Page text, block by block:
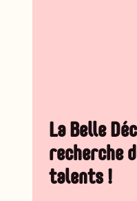
La Belle
recherche
talents !